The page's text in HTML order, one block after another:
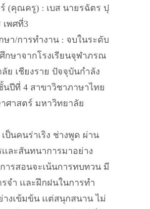
(คุณครู) : เบส นายรฉัตร ปุ
พศที่3
ษา/การทำงาน : จบในระดับ
กษาจากโรงเรียนจุฬาภรณ
ย เชียงราย ปัจจุบันกำลัง
นปีที่ 4 สาขาวิชาภาษาไทย
ศาสตร์ มหาวิทยาลัย
เป็นคนร่าเริง ช่างพูด ผ่าน
เละสันทนาการมาอย่าง
ารสอนจะเน้นการทบทวน มี
จำ เเละฝึกฝนในการทำ
งเข้มข้น เเต่สนุกสนาน ไม่